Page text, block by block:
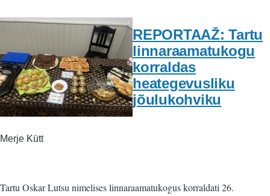
REPORTAAŽ: Tartu
linnaraamatukogu
korraldas
heategevusliku
jõulukohviku
Merje Kütt
Tartu Oskar Lutsu nimelises linnaraamatukogus korraldati 26.